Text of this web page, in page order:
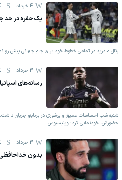
4 خرداد
یک حفره در حد
رئال مادرید در تمامی خطوط خود برای جام جهانی پیش رو
3 خرداد
رسانه‌های
شنبه شب احساسات عمیق و پرشوری در برنابئو جریان داشت.
حضورش، خودنمایی کرد: وینیسیوس.
3 خرداد
بدون